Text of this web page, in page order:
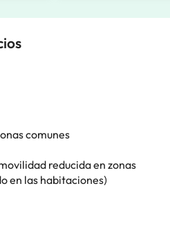
comunes
reducida en zonas
en las habitaciones)